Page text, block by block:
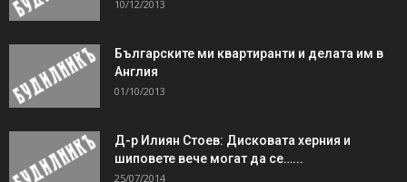
10/12/2013
Българските ми квартиранти и делата им в
Англия
01/10/2013
Д-р Илиян Стоев: Дисковата херния и
шиповете вече могат да се…...
25/07/2014